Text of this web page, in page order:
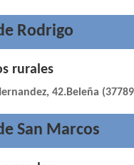
Rodrigo
rurales
42.Beleña
San Marcos